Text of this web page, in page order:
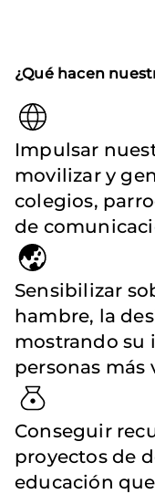
¿Qué hacen
Impulsar
movilizar y
colegios,
de
Sensibilizar
hambre, la
mostrando su
personas más
Conseguir
proyectos de
educación